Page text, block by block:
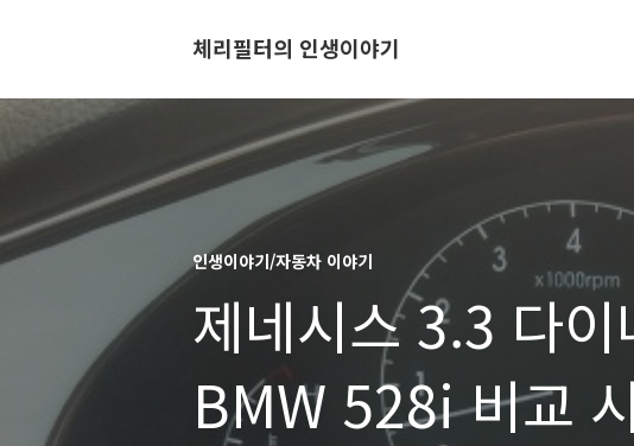
체리필터의 인생이야기
인생이야기/자동차 이야기
제네시스 3.3 다
BMW 528i 비교